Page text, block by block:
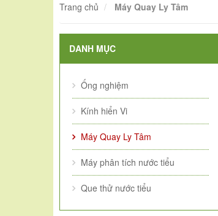
Trang chủ Máy Quay Ly Tâm
DANH MỤC
Ống nghiệm
Kính hiển Vi
Máy Quay Ly Tâm
Máy phân tích nước tiểu
Que thử nước tiểu